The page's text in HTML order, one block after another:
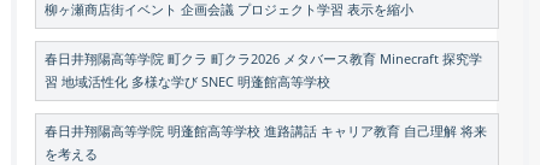
柳ヶ瀬商店街イベント 企画会議 プロジェクト学習 表示を縮小
春日井翔陽高等学院 町クラ 町クラ2026 メタバース教育 Minecraft 探究学
習 地域活性化 多様な学び SNEC 明蓬館高等学校
春日井翔陽高等学院 明蓬館高等学校 進路講話 キャリア教育 自己理解 将来
を考える